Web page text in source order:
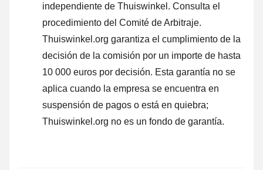
independiente de Thuiswinkel. Consulta el
procedimiento del Comité de Arbitraje.
Thuiswinkel.org garantiza el cumplimiento de la
decisión de la comisión por un importe de hasta
10 000 euros por decisión. Esta garantía no se
aplica cuando la empresa se encuentra en
suspensión de pagos o está en quiebra;
Thuiswinkel.org no es un fondo de garantía.